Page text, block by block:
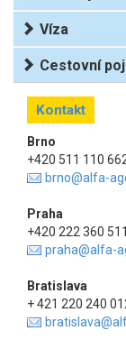
Víza
Cestovní
Kontakt
Brno
+420 511 110
brno@alfa-
Praha
+420 222 360 511
praha@alfa-
Bratislava
+ 421 220 240